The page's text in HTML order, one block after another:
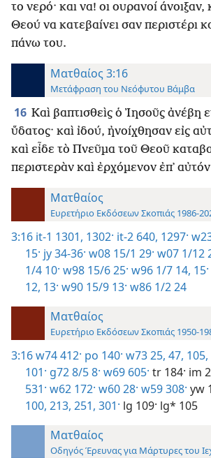
το νερό· και να! οι ουρανοί άνοιξαν,
Θεού να κατεβαίνει σαν περιστέρι
πάνω του.
Ματθαίος 3:16
Μετάφραση του Νεόφυτου Βάμβα
16 Καὶ βαπτισθεὶς ὁ Ἰησοῦς ἀνέβη
ὕδατος· καὶ ἰδού, ἠνοίχθησαν εἰς
καὶ εἶδε τὸ Πνεῦμα τοῦ Θεοῦ
περιστερὰν καὶ ἐρχόμενον ἐπ᾿
Ματθαίος
Ευρετήριο Εκδόσεων Σκοπιάς 1986-
3:16 it-1 1301, 1302· it-2 640, 1297·
15· jy 34-36· w08 15/1 29· w07 1/12
1/4 10· w98 15/6 25· w96 1/7 14, 15·
12, 13· w90 15/9 13· w86 1/2 24
Ματθαίος
Ευρετήριο Εκδόσεων Σκοπιάς 1950-
3:16w74 412· po 140· w73 25, 47, 105,
101· g72 8/5 8· w69 605· tr 184· im
531· w62 172· w60 28· w59 308· yw
100, 213, 251, 301· lg 109· lg* 105
Ματθαίος
Οδηγός Έρευνας για Μάρτυρες του